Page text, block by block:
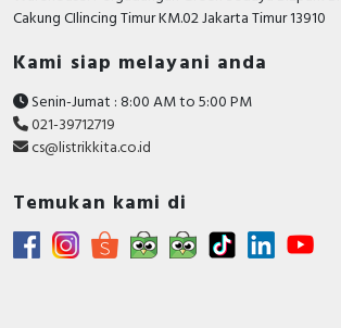
Cakung CIlincing Timur KM.02 Jakarta Timur 13910
Kami siap melayani anda
Senin-Jumat : 8:00 AM to 5:00 PM
021-39712719
cs@listrikkita.co.id
Temukan kami di